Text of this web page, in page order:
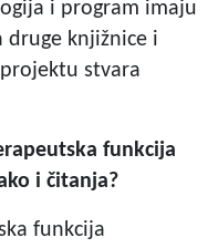
i program imaju
knjižnice i
stvara
funkcija
i čitanja?
funkcija